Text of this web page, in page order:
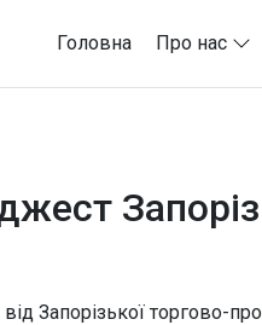
Головна Про нас
Запорізької торгово-